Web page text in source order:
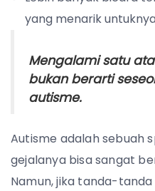
yang menarik
Mengalami satu
bukan berarti
autisme.
Autisme adalah sebuah
gejalanya bisa sangat
Namun, jika tanda-